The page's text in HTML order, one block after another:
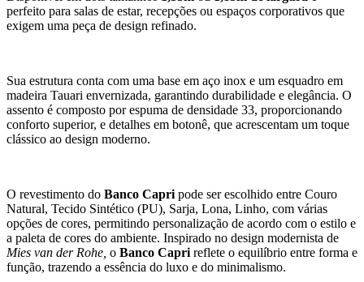
perfeito para salas de estar, recepções ou espaços corporativos que
exigem uma peça de design refinado.
Sua estrutura conta com uma base em aço inox e um esquadro em
madeira Tauari envernizada, garantindo durabilidade e elegância. O
assento é composto por espuma de densidade 33, proporcionando
conforto superior, e detalhes em botonê, que acrescentam um toque
clássico ao design moderno.
O revestimento do Banco Capri pode ser escolhido entre Couro
Natural, Tecido Sintético (PU), Sarja, Lona, Linho, com várias
opções de cores, permitindo personalização de acordo com o estilo e
a paleta de cores do ambiente. Inspirado no design modernista de
Mies van der Rohe, o Banco Capri reflete o equilíbrio entre forma e
função, trazendo a essência do luxo e do minimalismo.